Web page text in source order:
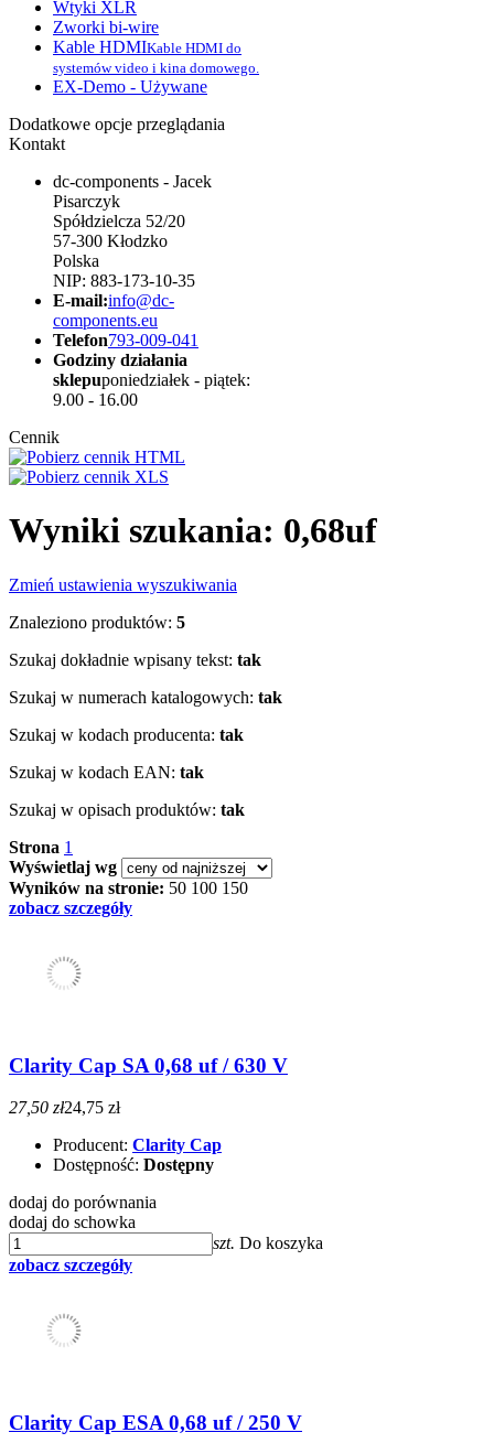
Wtyki XLR
Zworki bi-wire
Kable HDMIKable HDMI do
systemów video i kina domowego.
EX-Demo - Używane
Dodatkowe opcje przeglądania
Kontakt
dc-components - Jacek
Pisarczyk
Spółdzielcza 52/20
57-300 Kłodzko
Polska
NIP: 883-173-10-35
E-mail:info@dc-
components.eu
Telefon793-009-041
Godziny działania
sklepuponiedziałek - piątek:
9.00 - 16.00
Cennik
Wyniki szukania: 0,68uf
Zmień ustawienia wyszukiwania
Znaleziono produktów: 5
Szukaj dokładnie wpisany tekst: tak
Szukaj w numerach katalogowych: tak
Szukaj w kodach producenta: tak
Szukaj w kodach EAN: tak
Szukaj w opisach produktów: tak
Strona 1
Wyświetlaj wg
Wyników na stronie: 50 100 150
zobacz szczegóły
Clarity Cap SA 0,68 uf / 630 V
27,50 zł24,75 zł
Producent: Clarity Cap
Dostępność: Dostępny
dodaj do porównania
dodaj do schowka
szt. Do koszyka
zobacz szczegóły
Clarity Cap ESA 0,68 uf / 250 V